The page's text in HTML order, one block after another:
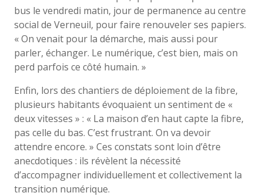
bus le vendredi matin, jour de permanence au centre
social de Verneuil, pour faire renouveler ses papiers.
« On venait pour la démarche, mais aussi pour
parler, échanger. Le numérique, c’est bien, mais on
perd parfois ce côté humain. »
Enfin, lors des chantiers de déploiement de la fibre,
plusieurs habitants évoquaient un sentiment de «
deux vitesses » : « La maison d’en haut capte la fibre,
pas celle du bas. C’est frustrant. On va devoir
attendre encore. » Ces constats sont loin d’être
anecdotiques : ils révèlent la nécessité
d’accompagner individuellement et collectivement la
transition numérique.